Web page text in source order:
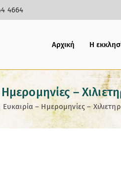
4664
Αρχική Η
–
– Ημερομηνίες –